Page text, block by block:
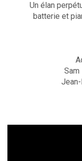
Un élan
batterie et
Sam